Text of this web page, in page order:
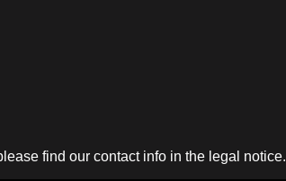
find our contact info in the legal notice.